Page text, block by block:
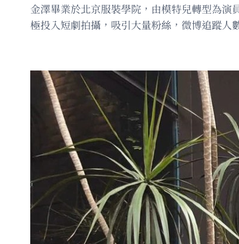
金澤畢業於北京服裝學院，由模特兒轉型為
極投入短劇拍攝，吸引大量粉絲，微博追蹤人